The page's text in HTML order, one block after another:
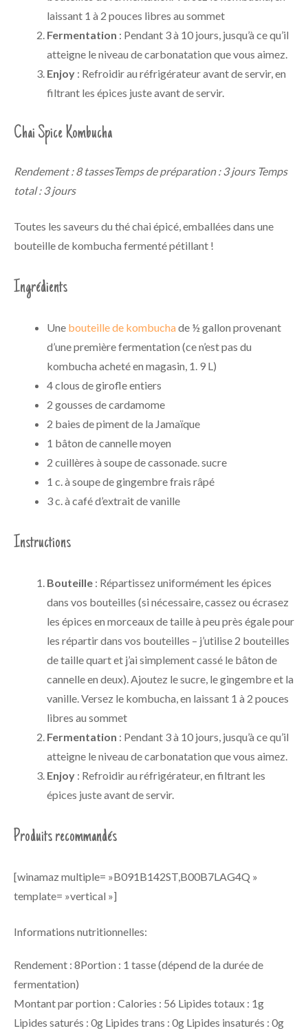
laissant 1 à 2 pouces libres au sommet
Fermentation : Pendant 3 à 10 jours, jusqu’à ce qu’il
atteigne le niveau de carbonatation que vous aimez.
Enjoy : Refroidir au réfrigérateur avant de servir, en
filtrant les épices juste avant de servir.
Chai Spice Kombucha
Rendement : 8 tassesTemps de préparation : 3 jours Temps
total : 3 jours
Toutes les saveurs du thé chai épicé, emballées dans une
bouteille de kombucha fermenté pétillant !
Ingrédients
Une bouteille de kombuchade ½ gallon provenant
d’une première fermentation (ce n’est pas du
kombucha acheté en magasin, 1. 9 L)
4 clous de girofle entiers
2 gousses de cardamome
2 baies de piment de la Jamaïque
1 bâton de cannelle moyen
2 cuillères à soupe de cassonade. sucre
1 c. à soupe de gingembre frais râpé
3 c. à café d’extrait de vanille
Instructions
Bouteille : Répartissez uniformément les épices
dans vos bouteilles (si nécessaire, cassez ou écrasez
les épices en morceaux de taille à peu près égale pour
les répartir dans vos bouteilles – j’utilise 2 bouteilles
de taille quart et j’ai simplement cassé le bâton de
cannelle en deux). Ajoutez le sucre, le gingembre et la
vanille. Versez le kombucha, en laissant 1 à 2 pouces
libres au sommet
Fermentation : Pendant 3 à 10 jours, jusqu’à ce qu’il
atteigne le niveau de carbonatation que vous aimez.
Enjoy : Refroidir au réfrigérateur, en filtrant les
épices juste avant de servir.
Produits recommandés
[winamaz multiple= »B091B142ST,B00B7LAG4Q »
template= »vertical »]
Informations nutritionnelles:
Rendement : 8Portion : 1 tasse (dépend de la durée de
fermentation)
Montant par portion : Calories : 56 Lipides totaux : 1g
Lipides saturés : 0g Lipides trans : 0g Lipides insaturés : 0g